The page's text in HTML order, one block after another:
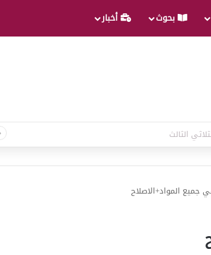
بحوث أخبار
الثالث
جميع المواد+الاصلاح